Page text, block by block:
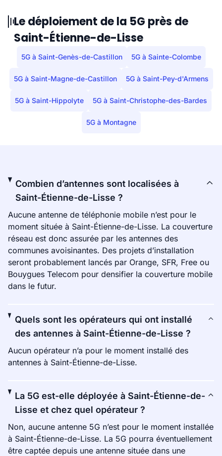
Le déploiement de la 5G près de
Saint-Étienne-de-Lisse
5G à Saint-Genès-de-Castillon 5G à Sainte-Colombe
5G à Saint-Magne-de-Castillon 5G à Saint-Pey-d'Armens
5G à Saint-Hippolyte 5G à Saint-Christophe-des-Bardes
5G à Montagne
Combien d’antennes sont localisées à
Saint-Étienne-de-Lisse ?
Aucune antenne de téléphonie mobile n’est pour le
moment située à Saint-Étienne-de-Lisse. La couverture
réseau est donc assurée par les antennes des
communes avoisinantes. Des projets d’installation
seront probablement lancés par Orange, SFR, Free ou
Bouygues Telecom pour densifier la couverture mobile
dans le futur.
Quels sont les opérateurs qui ont installé
des antennes à Saint-Étienne-de-Lisse ?
Aucun opérateur n’a pour le moment installé des
antennes à Saint-Étienne-de-Lisse.
La 5G est-elle déployée à Saint-Étienne-de-
Lisse et chez quel opérateur ?
Non, aucune antenne 5G n’est pour le moment installée
à Saint-Étienne-de-Lisse. La 5G pourra éventuellement
être captée depuis une antenne située dans une